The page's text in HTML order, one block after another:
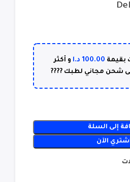
بقيمة 100.00 د.ا و أكثر
مجاني لطبك ????
إلى السلة
الآن